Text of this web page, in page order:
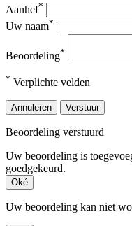
Aanhef*
Uw naam*
Beoordeling*
* Verplichte velden
Annuleren Verstuur
Beoordeling verstuurd
Uw beoordeling is
goedgekeurd.
Oké
Uw beoordeling kan niet